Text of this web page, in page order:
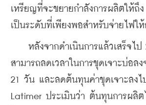
เหรียญที่จะขยายกำลังการผลิตให้ถึ
เป็นระดับที่เพียงพอสำหรับจ่ายไฟให้
หลังจากดำเนินการแล้วเสร็จไป
สามารถลดเวลาในการขุดเจาะบ่อล
21 วัน และลดต้นทุนค่าขุดเจาะลงไ
Latimer ประเมินว่า ต้นทุนการผลิ